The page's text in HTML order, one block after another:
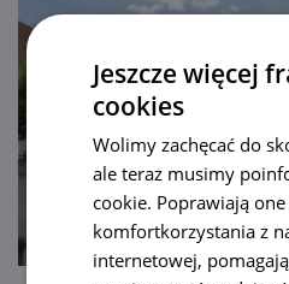
Jeszcze więcej
cookies
Wolimy zachęcać do
ale teraz musimy
cookie. Poprawiają one
komfortkorzystania z
internetowej,